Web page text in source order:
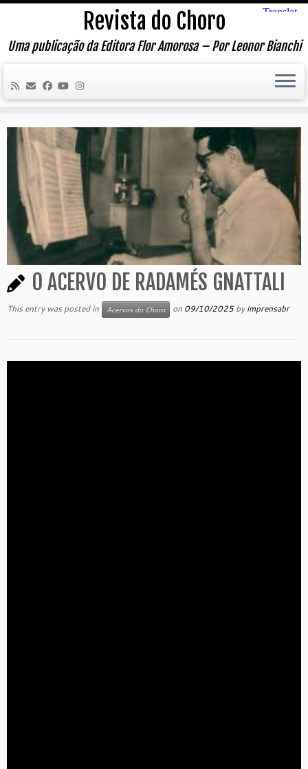
Skip
content
Revista do Choro
Uma publicação da Editora Flor Amorosa – Por Leonor Bianchi
O ACERVO DE RADAMÉS GNATTALI
This entry was posted in Acervos do Choro on 09/10/2025 byimprensabr